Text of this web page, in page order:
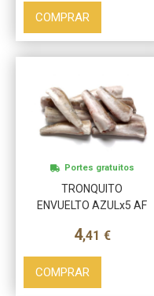
COMPRAR
TRONQUITO
ENVUELTO AZULx5 AF
4,41 €
Portes gratuitos
COMPRAR